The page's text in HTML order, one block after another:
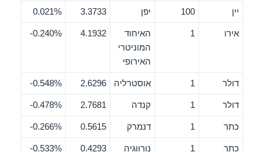
יין 100 יפן 3.3733
0.021%
אירו 1
האיחוד
המוניטרי
האירופי
4.1932
0.240%-
דולר 1 אוסטרליה 2.6296
0.548%-
דולר 1 קנדה 2.7681
0.478%-
כתר 1 דנמרק 0.5615
0.266%-
כתר 1 נורווגיה 0.4293
0.533%-